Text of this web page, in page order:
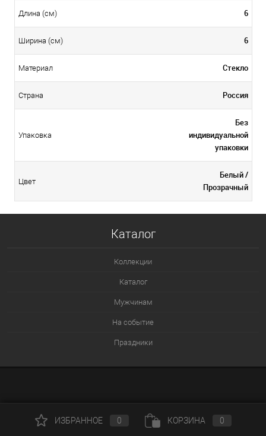
Длина (см) 6
Ширина (см) 6
Материал Стекло
Страна Россия
Упаковка
Без
индивидуальной
упаковки
Цвет
Белый /
Прозрачный
Каталог
Коллекции
Каталог
Мужчинам
На событие
Праздники
ИЗБРАННОЕ 0 КОРЗИНА 0